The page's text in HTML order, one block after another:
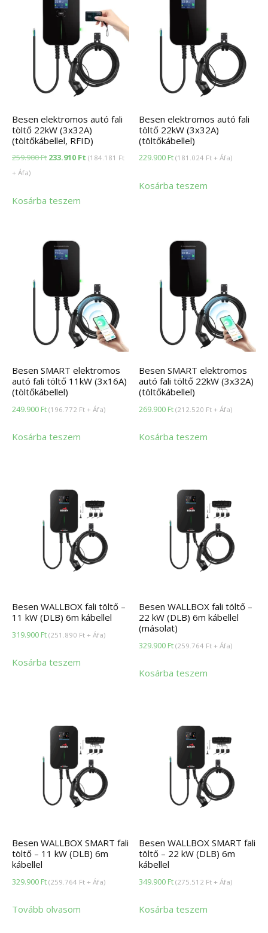
Besen elektromos autó fali
töltő 22kW (3x32A)
(töltőkábellel, RFID)
259.900Ft Original
259.900 Ft.
233.910 Ft Current
(184.181 Ft
+ Áfa)
Kosárba teszem
Besen elektromos autó fali
töltő 22kW (3x32A)
(töltőkábellel)
229.900 Ft (181.024 Ft + Áfa)
Kosárba teszem
Besen SMART elektromos
autó fali töltő 11kW (3x16A)
(töltőkábellel)
249.900 Ft (196.772 Ft + Áfa)
Kosárba teszem
Besen SMART elektromos
autó fali töltő 22kW (3x32A)
(töltőkábellel)
269.900 Ft (212.520 Ft + Áfa)
Kosárba teszem
Besen WALLBOX fali töltő –
11 kW (DLB) 6m kábellel
319.900 Ft (251.890 Ft + Áfa)
Kosárba teszem
Besen WALLBOX fali töltő –
22 kW (DLB) 6m kábellel
(másolat)
329.900 Ft (259.764 Ft + Áfa)
Kosárba teszem
Besen WALLBOX SMART fali
töltő – 11 kW (DLB) 6m
kábellel
329.900 Ft (259.764 Ft + Áfa)
Tovább olvasom
Besen WALLBOX SMART fali
töltő – 22 kW (DLB) 6m
kábellel
349.900 Ft (275.512 Ft + Áfa)
Kosárba teszem